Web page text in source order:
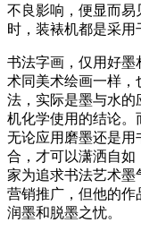
不良影响，便显而易
时，装裱机都是采用
书法字画，仅用好墨
术同美术绘画一样，
法，实际是墨与水的
机化学使用的结论。
无论应用磨墨还是用
合，才可以潇洒自如
家为追求书法艺术墨
营销推广，但他的作
润墨和脱墨之忧。